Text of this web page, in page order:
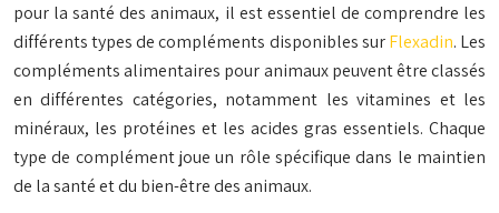
pour la santé des animaux, il est essentiel de comprendre les
différents types de compléments disponibles surFlexadin. Les
compléments alimentaires pour animaux peuvent être classés
en différentes catégories, notamment les vitamines et les
minéraux, les protéines et les acides gras essentiels. Chaque
type de complément joue un rôle spécifique dans le maintien
de la santé et du bien-être des animaux.